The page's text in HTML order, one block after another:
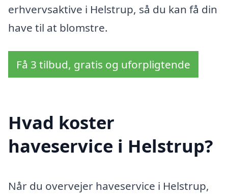
erhvervsaktive i Helstrup, så du kan få din
have til at blomstre.
Få 3 tilbud, gratis og uforpligtende
Hvad koster
haveservice i Helstrup?
Når du overvejer haveservice i Helstrup,